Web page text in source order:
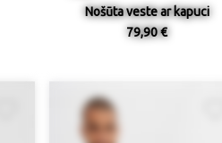
Nošūta veste ar kapuci
79,90 €